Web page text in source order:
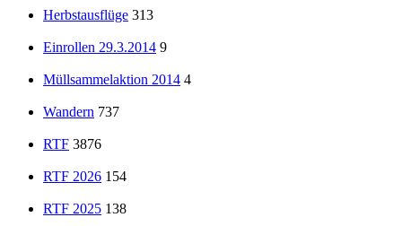
Herbstausflüge 313
Einrollen 29.3.2014 9
Müllsammelaktion 2014 4
Wandern 737
RTF 3876
RTF 2026 154
RTF 2025 138